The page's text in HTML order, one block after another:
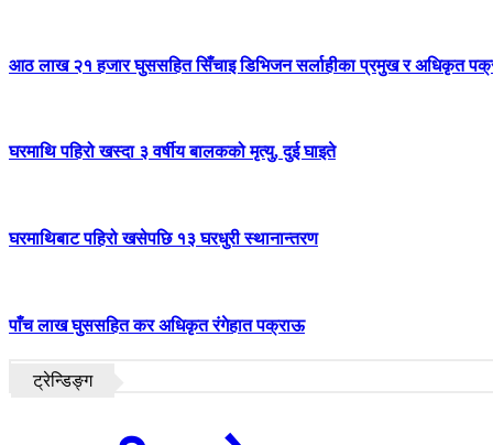
आठ लाख २१ हजार घुससहित सिँचाइ डिभिजन सर्लाहीका प्रमुख र अधिकृत
घरमाथि पहिरो खस्दा ३ वर्षीय बालकको मृत्यु, दुई घाइते
घरमाथिबाट पहिरो खसेपछि १३ घरधुरी स्थानान्तरण
पाँच लाख घुससहित कर अधिकृत रंगेहात पक्राऊ
ट्रेन्डिङ्ग